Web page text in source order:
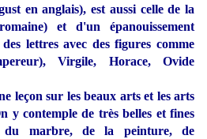
en anglais), est aussi celle de la
et d'un épanouissement
lettres avec des figures comme
Virgile, Horace, Ovide
leçon sur les beaux arts et les arts
y contemple de très belles et fines
du marbre, de la peinture, de